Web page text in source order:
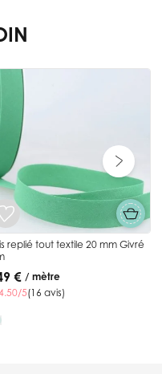
replié tout textile 20 mm Givré
€ / mètre
5(16 avis)